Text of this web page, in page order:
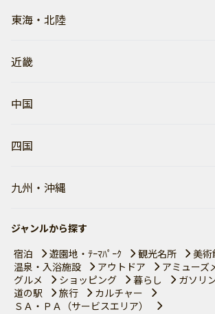
東海・北陸
近畿
中国
四国
九州・沖縄
ジャンルから探す
宿泊
遊園地・ﾃｰﾏﾊﾟｰｸ 観光名所
美術
温泉・入浴施設
アウトドア
アミューズ
グルメ
ショッピング 暮らし
ガソリ
道の駅
旅行
カルチャー
ＳＡ・ＰＡ（サービスエリア）